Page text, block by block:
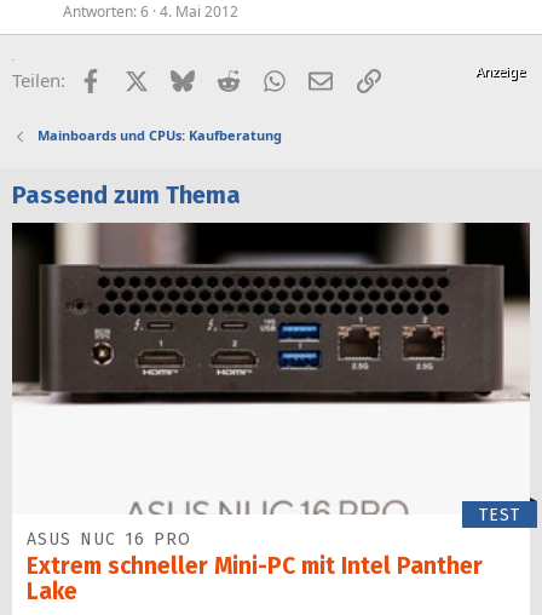
Antworten 6 4. Mai 2012
Teilen: FacebookX (Twitter)
BlueskyRedditWhatsApp
E-MailLink
Mainboards und CPUs: Kaufberatung
Passend zum Thema
TEST
ASUS NUC 16 PRO
Extrem schneller Mini-PC mit Intel Panther
Lake